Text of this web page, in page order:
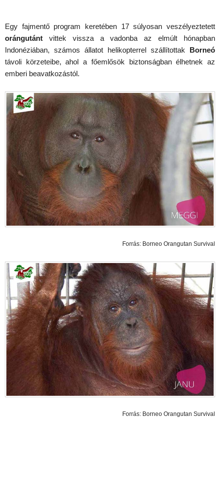
Egy fajmentő program keretében 17 súlyosan veszélyeztetett
orángutánt vittek vissza a vadonba az elmúlt hónapban
Indonéziában, számos állatot helikopterrel szállítottak Borneó
távoli körzeteibe, ahol a főemlősök biztonságban élhetnek az
emberi beavatkozástól.
Forrás: Borneo Orangutan Survival
Forrás: Borneo Orangutan Survival